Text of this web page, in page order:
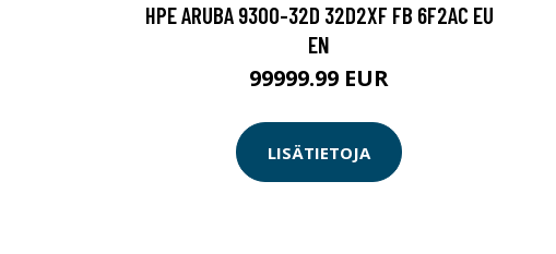
HPE ARUBA 9300-32D 32D2XF FB 6F2AC EU
EN
99999.99 EUR
LISÄTIETOJA